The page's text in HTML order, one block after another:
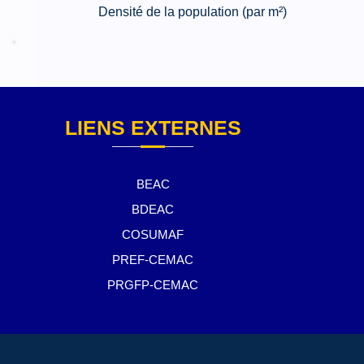
Densité de la population (par m²)
LIENS EXTERNES
BEAC
BDEAC
COSUMAF
PREF-CEMAC
PRGFP-CEMAC